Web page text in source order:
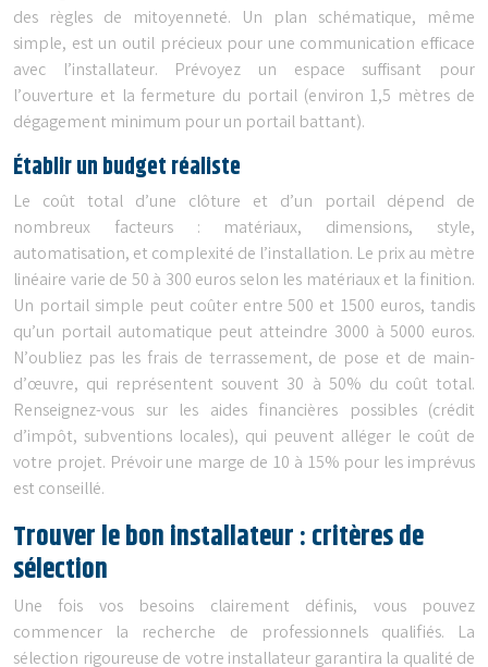
des règles de mitoyenneté. Un plan schématique, même
simple, est un outil précieux pour une communication efficace
avec l’installateur. Prévoyez un espace suffisant pour
l’ouverture et la fermeture du portail (environ 1,5 mètres de
dégagement minimum pour un portail battant).
Établir un budget réaliste
Le coût total d’une clôture et d’un portail dépend de
nombreux facteurs : matériaux, dimensions, style,
automatisation, et complexité de l’installation. Le prix au mètre
linéaire varie de 50 à 300 euros selon les matériaux et la finition.
Un portail simple peut coûter entre 500 et 1500 euros, tandis
qu’un portail automatique peut atteindre 3000 à 5000 euros.
N’oubliez pas les frais de terrassement, de pose et de main-
d’œuvre, qui représentent souvent 30 à 50% du coût total.
Renseignez-vous sur les aides financières possibles (crédit
d’impôt, subventions locales), qui peuvent alléger le coût de
votre projet. Prévoir une marge de 10 à 15% pour les imprévus
est conseillé.
Trouver le bon installateur : critères de
sélection
Une fois vos besoins clairement définis, vous pouvez
commencer la recherche de professionnels qualifiés. La
sélection rigoureuse de votre installateur garantira la qualité de